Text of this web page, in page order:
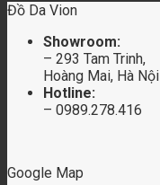
Đồ Da Vion
Showroom:
– 293 Tam Trinh,
Hoàng Mai, Hà Nội
Hotline:
– 0989.278.416
Google Map